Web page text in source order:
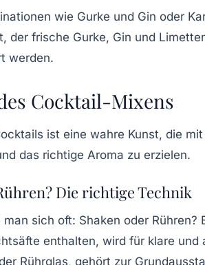
wie Gurke und Gin oder
, der frische Gurke, Gin und
werden.
Cocktail-Mixens
ist eine wahre Kunst, die
das richtige Aroma zu erzielen.
Die richtige Technik
man sich oft: Shaken oder Rühren?
enthalten, wird für klare
Rührglas, gehört zur